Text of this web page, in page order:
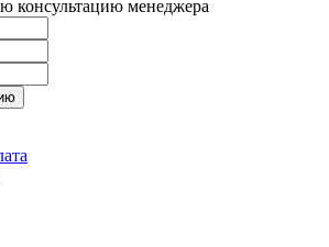
консультацию менеджера